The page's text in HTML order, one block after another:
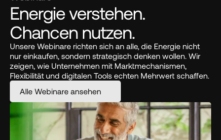
Energie verstehen.
Chancen nutzen.
Unsere Webinare richten sich an alle, die Energie nicht
nur einkaufen, sondern strategisch denken wollen. Wir
zeigen, wie Unternehmen mit Marktmechanismen,
Flexibilität und digitalen Tools echten Mehrwert schaffen.
Alle Webinare ansehen